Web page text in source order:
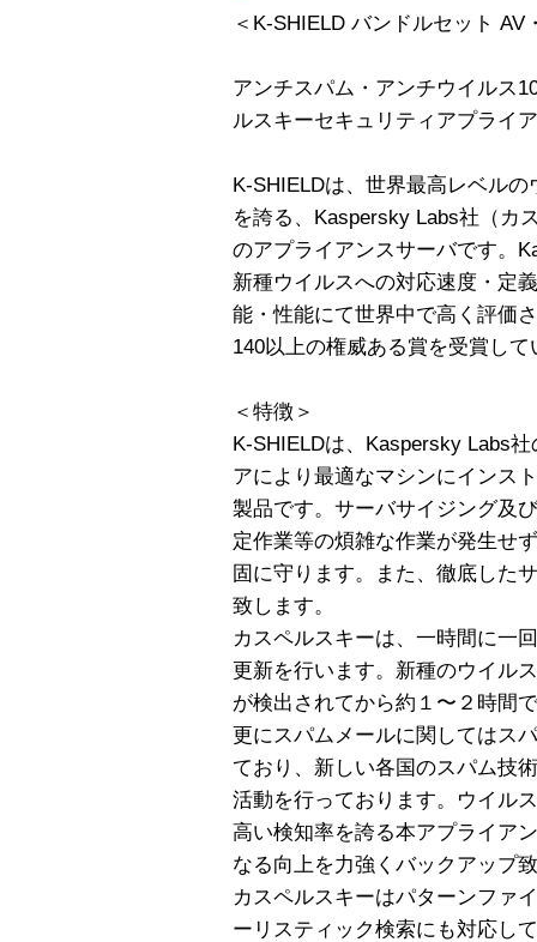
＜K-SHIELD バンドルセット AV
アンチスパム・アンチウイルス
ルスキーセキュリティアプライ
K-SHIELDは、世界最高レベル
を誇る、Kaspersky Labs社（カ
のアプライアンスサーバです。
新種ウイルスへの対応速度・定
能・性能にて世界中で高く評価
140以上の権威ある賞を受賞して
＜特徴＞
K-SHIELDは、Kaspersky Labs
アにより最適なマシンにインス
製品です。サーバサイジング及
定作業等の煩雑な作業が発生せ
固に守ります。また、徹底した
致します。
カスペルスキーは、一時間に一
更新を行います。新種のウイル
が検出されてから約１〜２時間
更にスパムメールに関してはス
ており、新しい各国のスパム技
活動を行っております。ウイル
高い検知率を誇る本アプライア
なる向上を力強くバックアップ
カスペルスキーはパターンファ
ーリスティック検索にも対応し